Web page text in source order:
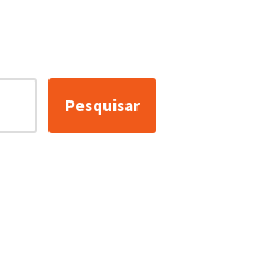
Pesquisar